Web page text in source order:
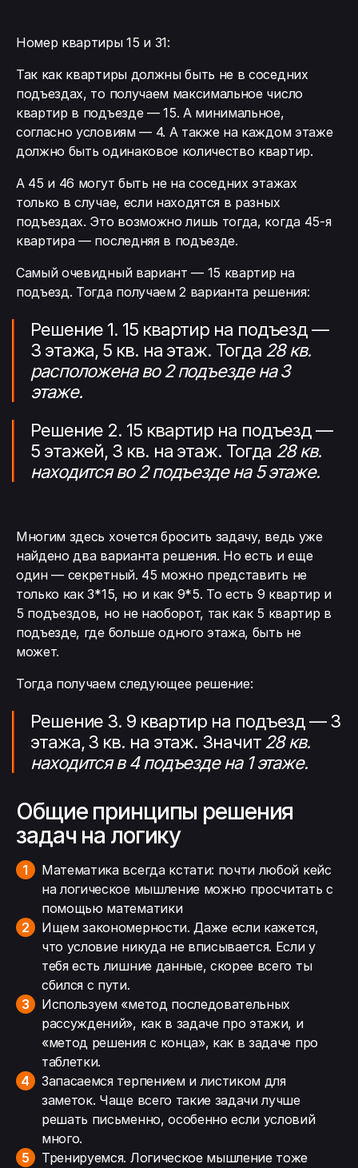
Номер квартиры 15 и 31:
Так как квартиры должны быть не в соседних
подъездах, то получаем максимальное число
квартир в подъезде — 15. А минимальное,
согласно условиям — 4. А также на каждом этаже
должно быть одинаковое количество квартир.
А 45 и 46 могут быть не на соседних этажах
только в случае, если находятся в разных
подъездах. Это возможно лишь тогда, когда 45-я
квартира — последняя в подъезде.
Самый очевидный вариант — 15 квартир на
подъезд. Тогда получаем 2 варианта решения:
Решение 1. 15 квартир на подъезд —
3 этажа, 5 кв. на этаж. Тогда 28 кв.
расположена во 2 подъезде на 3
этаже.
Решение 2. 15 квартир на подъезд —
5 этажей, 3 кв. на этаж. Тогда 28 кв.
находится во 2 подъезде на 5 этаже.
Многим здесь хочется бросить задачу, ведь уже
найдено два варианта решения. Но есть и еще
один — секретный. 45 можно представить не
только как 3*15, но и как 9*5. То есть 9 квартир и
5 подъездов, но не наоборот, так как 5 квартир в
подъезде, где больше одного этажа, быть не
может.
Тогда получаем следующее решение:
Решение 3. 9 квартир на подъезд — 3
этажа, 3 кв. на этаж. Значит 28 кв.
находится в 4 подъезде на 1 этаже.
Общие принципы решения
задач на логику
Математика всегда кстати: почти любой кейс
на логическое мышление можно просчитать с
помощью математики
Ищем закономерности. Даже если кажется,
что условие никуда не вписывается. Если у
тебя есть лишние данные, скорее всего ты
сбился с пути.
Используем «метод последовательных
рассуждений», как в задаче про этажи, и
«метод решения с конца», как в задаче про
таблетки.
Запасаемся терпением и листиком для
заметок. Чаще всего такие задачи лучше
решать письменно, особенно если условий
много.
Тренируемся. Логическое мышление тоже